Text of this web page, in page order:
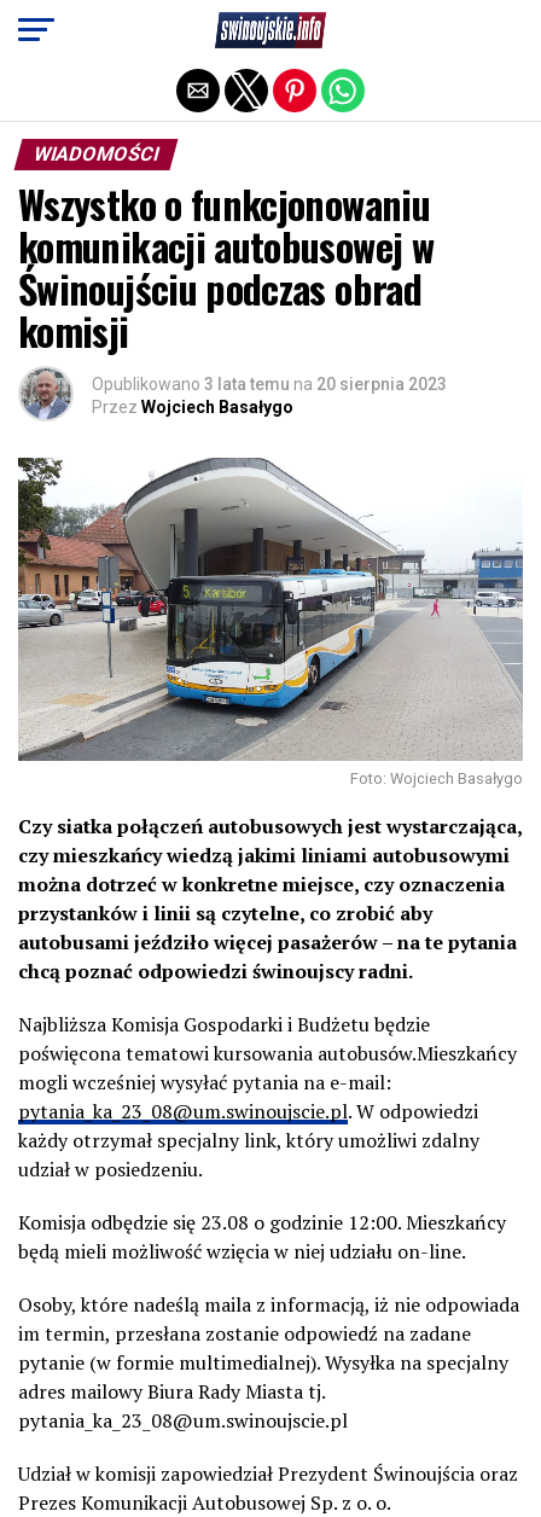
WIADOMOŚCI
Wszystko o funkcjonowaniu
komunikacji autobusowej w
Świnoujściu podczas obrad
komisji
Opublikowano 3 lata temu na 20 sierpnia 2023
Przez Wojciech Basałygo
Foto: Wojciech Basałygo
Czy siatka połączeń autobusowych jest wystarczająca,
czy mieszkańcy wiedzą jakimi liniami autobusowymi
można dotrzeć w konkretne miejsce, czy oznaczenia
przystanków i linii są czytelne, co zrobić aby
autobusami jeździło więcej pasażerów – na te pytania
chcą poznać odpowiedzi świnoujscy radni.
Najbliższa Komisja Gospodarki i Budżetu będzie
poświęcona tematowi kursowania autobusów.Mieszkańcy
mogli wcześniej wysyłać pytania na e-mail:
pytania_ka_23_08@um.swinoujscie.pl. W odpowiedzi
każdy otrzymał specjalny link, który umożliwi zdalny
udział w posiedzeniu.
Komisja odbędzie się 23.08 o godzinie 12:00. Mieszkańcy
będą mieli możliwość wzięcia w niej udziału on-line.
Osoby, które nadeślą maila z informacją, iż nie odpowiada
im termin, przesłana zostanie odpowiedź na zadane
pytanie (w formie multimedialnej). Wysyłka na specjalny
adres mailowy Biura Rady Miasta tj.
pytania_ka_23_08@um.swinoujscie.pl
Udział w komisji zapowiedział Prezydent Świnoujścia oraz
Prezes Komunikacji Autobusowej Sp. z o. o.
Exit mobile version